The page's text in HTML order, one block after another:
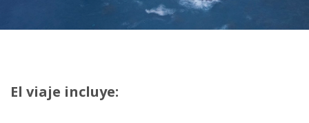
El viaje incluye: